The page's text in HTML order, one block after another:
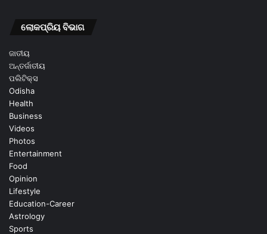
ଲୋକପ୍ରିୟ ବିଭାଗ
ଜାତୀୟ
ଅନ୍ତର୍ଜାତୀୟ
ପଲିଟିକ୍ସ
Odisha
Health
Business
Videos
Photos
Entertainment
Food
Opinion
Lifestyle
Education-Career
Astrology
Sports